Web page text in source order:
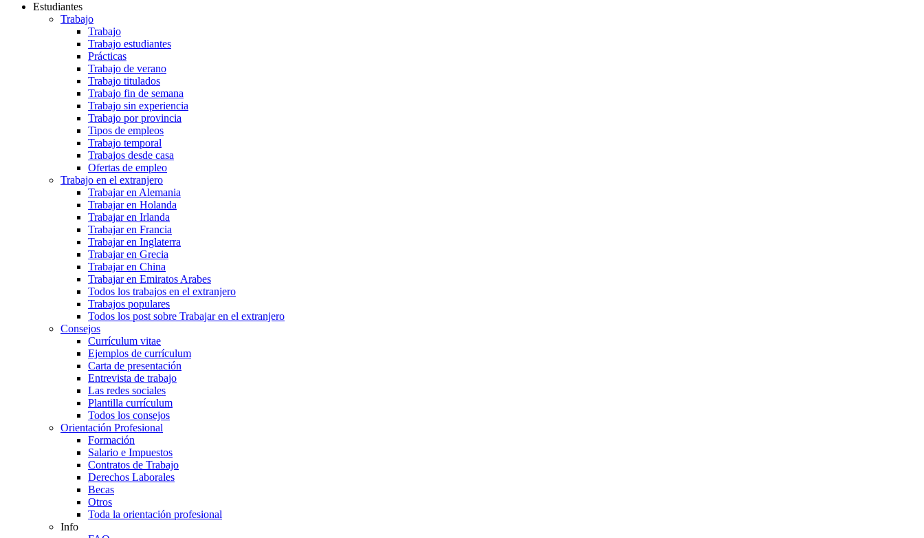
Estudiantes
Trabajo
Trabajo
Trabajo estudiantes
Prácticas
Trabajo de verano
Trabajo titulados
Trabajo fin de semana
Trabajo sin experiencia
Trabajo por provincia
Tipos de empleos
Trabajo temporal
Trabajos desde casa
Ofertas de empleo
Trabajo en el extranjero
Trabajar en Alemania
Trabajar en Holanda
Trabajar en Irlanda
Trabajar en Francia
Trabajar en Inglaterra
Trabajar en Grecia
Trabajar en China
Trabajar en Emiratos Arabes
Todos los trabajos en el extranjero
Trabajos populares
Todos los post sobre Trabajar en el extranjero
Consejos
Currículum vitae
Ejemplos de currículum
Carta de presentación
Entrevista de trabajo
Las redes sociales
Plantilla currículum
Todos los consejos
Orientación Profesional
Formación
Salario e Impuestos
Contratos de Trabajo
Derechos Laborales
Becas
Otros
Toda la orientación profesional
Info